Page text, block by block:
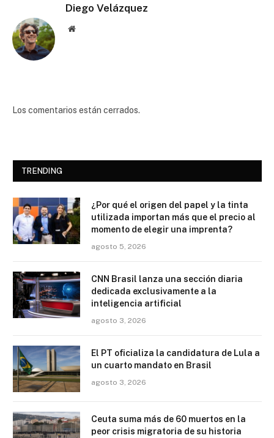
Diego Velázquez
Website
Los comentarios están cerrados.
TRENDING
¿Por qué el origen del papel y la tinta
utilizada importan más que el precio al
momento de elegir una imprenta?
agosto 5, 2026
CNN Brasil lanza una sección diaria
dedicada exclusivamente a la
inteligencia artificial
agosto 3, 2026
El PT oficializa la candidatura de Lula a
un cuarto mandato en Brasil
agosto 3, 2026
Ceuta suma más de 60 muertos en la
peor crisis migratoria de su historia